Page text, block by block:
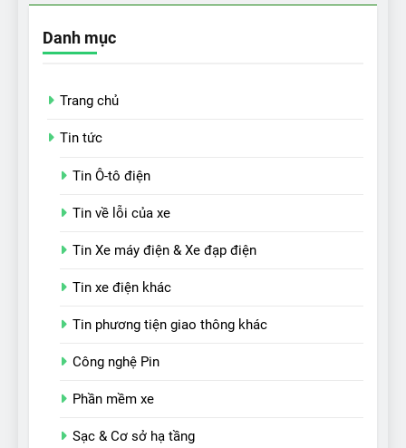
Danh mục
Trang chủ
Tin tức
Tin Ô-tô điện
Tin về lỗi của xe
Tin Xe máy điện & Xe đạp điện
Tin xe điện khác
Tin phương tiện giao thông khác
Công nghệ Pin
Phần mềm xe
Sạc & Cơ sở hạ tầng